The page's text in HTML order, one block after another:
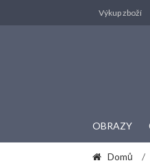
Skip to
Skip to
Výkup zboží
OBRAZY
Domů /